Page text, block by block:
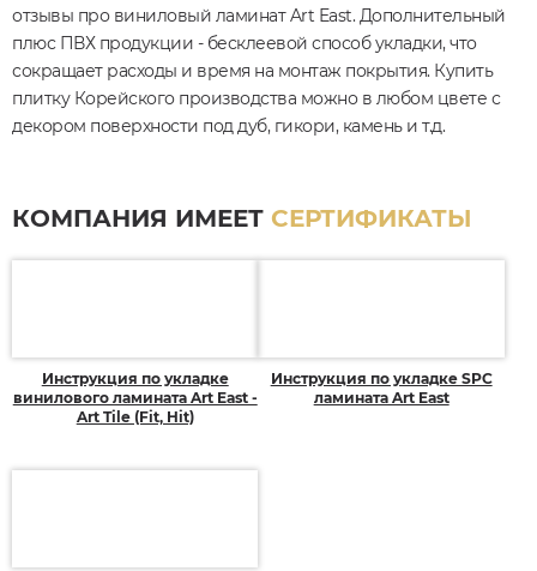
отзывы про виниловый ламинат Art East. Дополнительный
плюс ПВХ продукции - бесклеевой способ укладки, что
сокращает расходы и время на монтаж покрытия. Купить
плитку Корейского производства можно в любом цвете с
декором поверхности под дуб, гикори, камень и т.д.
КОМПАНИЯ ИМЕЕТ СЕРТИФИКАТЫ
Инструкция по укладке
винилового ламината Art East -
Art Tile (Fit, Hit)
Инструкция по укладке SPC
ламината Art East